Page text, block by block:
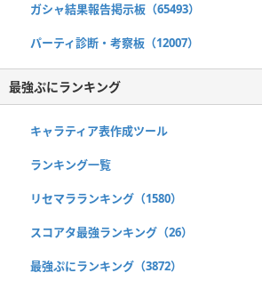
ガシャ結果報告掲示板（65493）
パーティ診断・考察板（12007）
最強ぷにランキング
キャラティア表作成ツール
ランキング一覧
リセマラランキング（1580）
スコアタ最強ランキング（26）
最強ぷにランキング（3872）